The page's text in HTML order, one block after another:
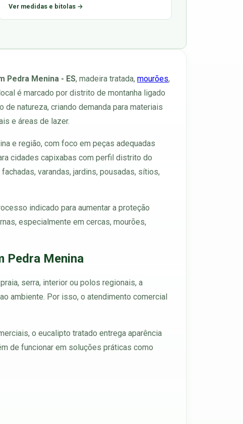
Ver medidas e bitolas →
Pedra Menina - ES, madeira tratada, mourões,
é marcado por distrito de montanha ligado
natureza, criando demanda para materiais
e áreas de lazer.
e região, com foco em peças adequadas
cidades capixabas com perfil distrito do
varandas, jardins, pousadas, sítios,
indicado para aumentar a proteção
especialmente em cercas, mourões,
Pedra Menina
serra, interior ou polos regionais, a
ambiente. Por isso, o atendimento comercial
o eucalipto tratado entrega aparência
de funcionar em soluções práticas como